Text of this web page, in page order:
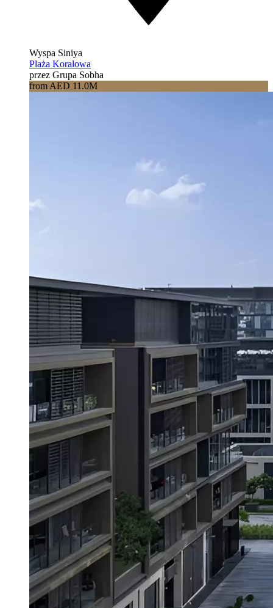
Wyspa Siniya
Plaża Koralowa
przez Grupa Sobha
from AED 11.0M